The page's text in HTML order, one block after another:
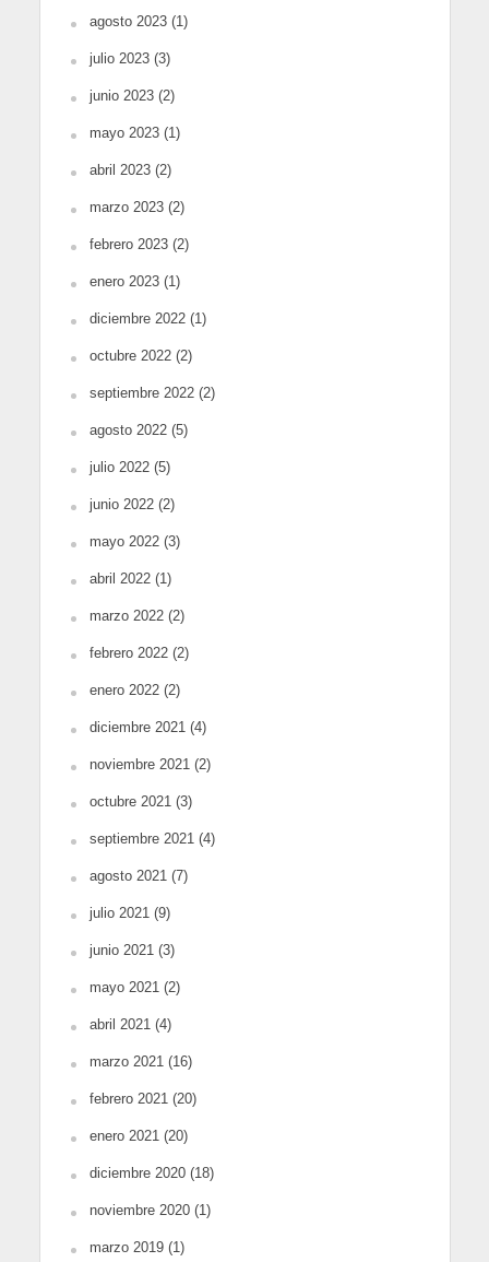
agosto 2023(1)
julio 2023(3)
junio 2023(2)
mayo 2023(1)
abril 2023(2)
marzo 2023(2)
febrero 2023(2)
enero 2023(1)
diciembre 2022(1)
octubre 2022(2)
septiembre 2022(2)
agosto 2022(5)
julio 2022(5)
junio 2022(2)
mayo 2022(3)
abril 2022(1)
marzo 2022(2)
febrero 2022(2)
enero 2022(2)
diciembre 2021(4)
noviembre 2021(2)
octubre 2021(3)
septiembre 2021(4)
agosto 2021(7)
julio 2021(9)
junio 2021(3)
mayo 2021(2)
abril 2021(4)
marzo 2021(16)
febrero 2021(20)
enero 2021(20)
diciembre 2020(18)
noviembre 2020(1)
marzo 2019(1)